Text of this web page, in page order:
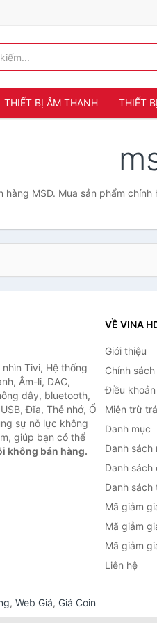
THIẾT BỊ ÂM THANH THIẾT
hàng MSD. Mua sản phẩm
Tivi, Hệ thống
Âm-li, DAC,
dây, bluetooth,
Đĩa, Thẻ nhớ, Ổ
sự nỗ lực không
giúp bạn có thể
không bán hàng.
VỀ VINA
Giới thiệu
Chính
Điều
Miễn trừ
Danh mục
Danh sách
Danh sách
Danh sách
Mã giảm
Mã giảm
Mã giảm
Liên hệ
, Web Giá, Giá Coin